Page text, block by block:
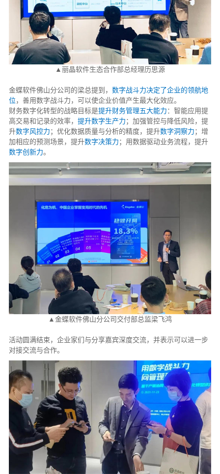
▲丽晶软件生态合作部总经理历思源
金蝶软件佛山分公司的梁总提到， 数字战斗力决定了企业的领航地
位，善用数字战斗力，可以使企业价值产生最大化效应。
财务数字化转型的战略目标是提升财务管理五大能力：智能应用提
高交易和记录的效率， 提升数字生产力；加强管控与降低风险，提
升数字风控力；优化数据质量与分析的精度，提升数字洞察力；增
加相应的预测场景，提升数字决策力；用数据驱动业务流程，提升
数字创新力。
▲金蝶软件佛山分公司交付部总监梁飞鸿
活动圆满结束，企业家们与分享嘉宾深度交流，并表示可以进一步
对接交流与合作。